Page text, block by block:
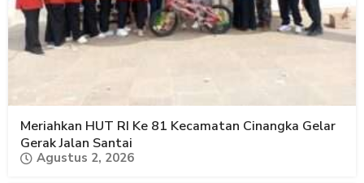
Meriahkan HUT RI Ke 81 Kecamatan Cinangka Gelar
Gerak Jalan Santai
Agustus 2, 2026